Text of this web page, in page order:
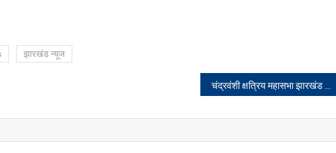
झारखंड न्यूज
चंद्रवंशी क्षत्रिय महासभा झारखंड प्रदेश की कार्य समिति की बैठक संपन्न